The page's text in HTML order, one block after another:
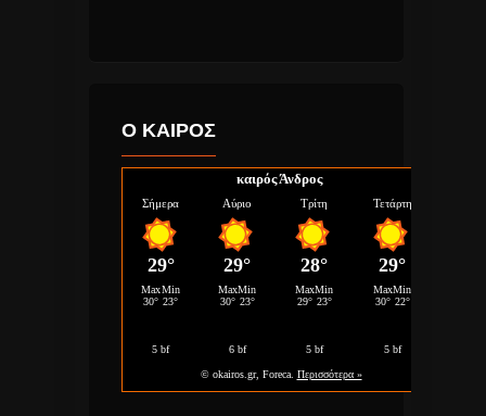
Ο ΚΑΙΡΟΣ
καιρός Άνδρος